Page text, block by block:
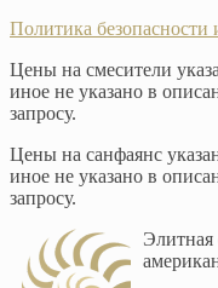
Политика безопасности
Цены на смесители
иное не указано в
запросу.
Цены на санфаянс
иное не указано в
запросу.
Элитная